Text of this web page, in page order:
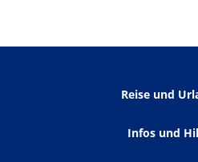
Reise und
Infos und